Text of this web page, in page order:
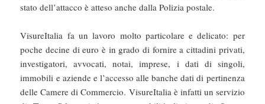
stato dell’attacco è atteso anche dalla Polizia postale.
VisureItalia fa un lavoro molto particolare e delicato: per
poche decine di euro è in grado di fornire a cittadini privati,
investigatori, avvocati, notai, imprese, i dati di singoli,
immobili e aziende e l’accesso alle banche dati di pertinenza
delle Camere di Commercio. VisureItalia è infatti un servizio